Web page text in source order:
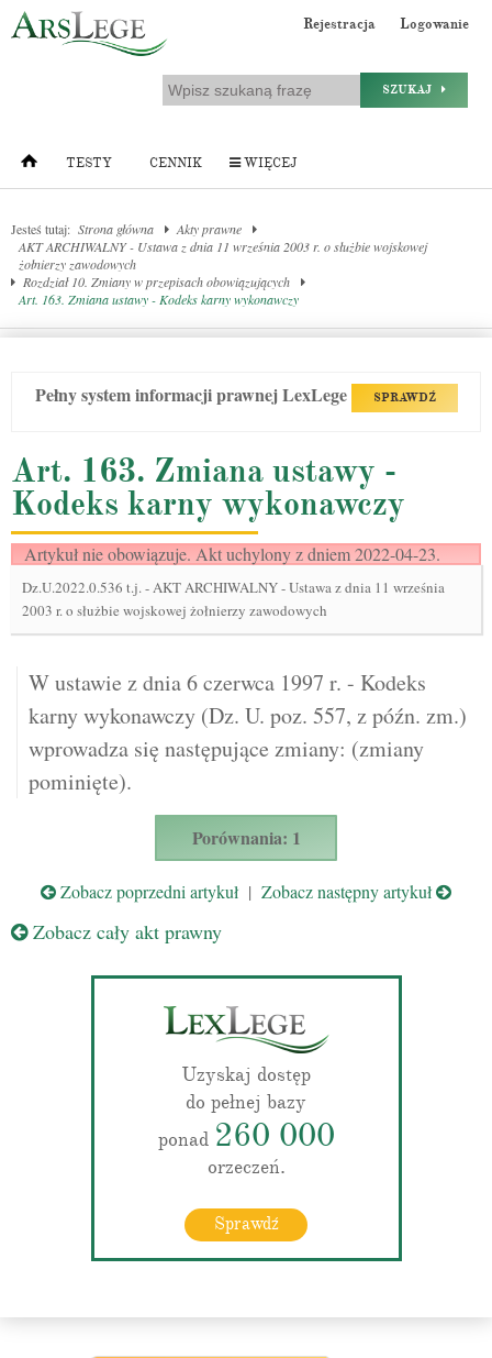
Rejestracja Logowanie
SZUKAJ
TESTY CENNIK WIĘCEJ
Jesteś tutaj: Strona główna
Akty prawne
AKT ARCHIWALNY - Ustawa z dnia 11 września 2003 r. o służbie wojskowej
żołnierzy zawodowych
Rozdział 10. Zmiany w przepisach obowiązujących
Art. 163. Zmiana ustawy - Kodeks karny wykonawczy
Pełny system informacji prawnej LexLege SPRAWDŹ
Art. 163. Zmiana ustawy -
Kodeks karny wykonawczy
Artykuł nie obowiązuje. Akt uchylony z dniem 2022-04-23.
Dz.U.2022.0.536 t.j.-AKT ARCHIWALNY - Ustawa z dnia 11 września
2003 r. o służbie wojskowej żołnierzy zawodowych
W ustawie z dnia 6 czerwca 1997 r. - Kodeks
karny wykonawczy (Dz. U. poz. 557, z późn. zm.)
wprowadza się następujące zmiany: (zmiany
pominięte).
Porównania: 1
Zobacz poprzedni artykuł | Zobacz następny artykuł
Zobacz cały akt prawny
Uzyskaj dostęp
do pełnej bazy
ponad 260 000
orzeczeń.
Sprawdź